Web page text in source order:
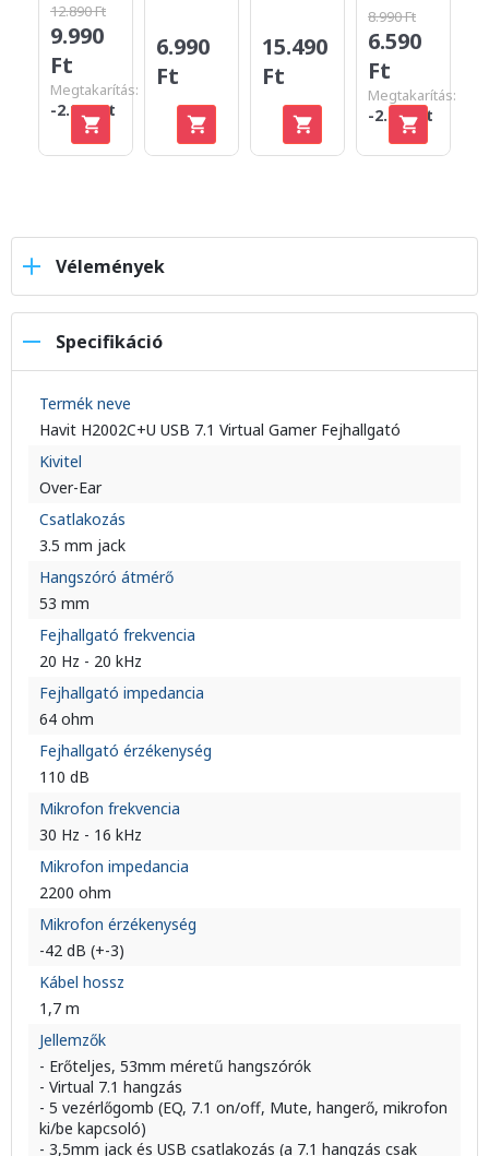
12.890 Ft
9.990
Ft
Megtakarítás:
-2.900 Ft
6.990
Ft
15.490
Ft
8.990 Ft
6.590
Ft
Megtakarítás:
-2.400 Ft
Vélemények
Specifikáció
Termék neve
Havit H2002C+U USB 7.1 Virtual Gamer Fejhallgató
Kivitel
Over-Ear
Csatlakozás
3.5 mm jack
Hangszóró átmérő
53 mm
Fejhallgató frekvencia
20 Hz - 20 kHz
Fejhallgató impedancia
64 ohm
Fejhallgató érzékenység
110 dB
Mikrofon frekvencia
30 Hz - 16 kHz
Mikrofon impedancia
2200 ohm
Mikrofon érzékenység
-42 dB (+-3)
Kábel hossz
1,7 m
Jellemzők
- Erőteljes, 53mm méretű hangszórók
- Virtual 7.1 hangzás
- 5 vezérlőgomb (EQ, 7.1 on/off, Mute, hangerő, mikrofon
ki/be kapcsoló)
- 3,5mm jack és USB csatlakozás (a 7.1 hangzás csak